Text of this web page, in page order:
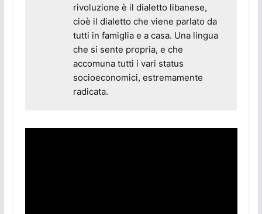
rivoluzione è il dialetto libanese,
cioè il dialetto che viene parlato da
tutti in famiglia e a casa. Una lingua
che si sente propria, e che
accomuna tutti i vari status
socioeconomici, estremamente
radicata.